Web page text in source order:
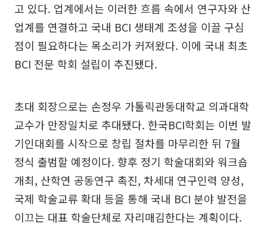
고 있다. 업계에서는 이러한 흐름 속에서 연구자와 산
업계를 연결하고 국내 BCI 생태계 조성을 이끌 구심
점이 필요하다는 목소리가 커져왔다. 이에 국내 최초
BCI 전문 학회 설립이 추진됐다.
초대 회장으로는 손정우 가톨릭관동대학교 의과대학
교수가 만장일치로 추대됐다. 한국BCI학회는 이번 발
기인대회를 시작으로 창립 절차를 마무리한 뒤 7월
정식 출범할 예정이다. 향후 정기 학술대회와 워크숍
개최, 산학연 공동연구 촉진, 차세대 연구인력 양성,
국제 학술교류 확대 등을 통해 국내 BCI 분야 발전을
이끄는 대표 학술단체로 자리매김한다는 계획이다.